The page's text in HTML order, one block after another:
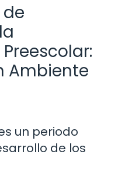
Ambiente
un periodo
de los